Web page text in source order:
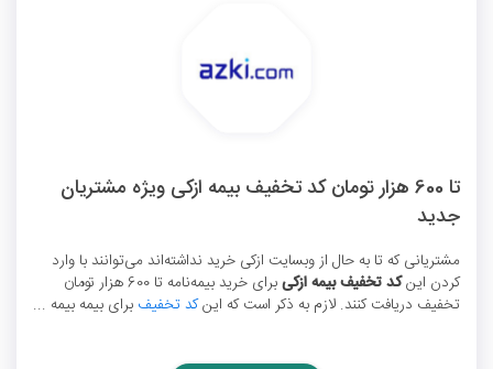
تا 600 هزار تومان کد تخفیف بیمه ازکی ویژه مشتریان
جدید
مشتریانی که تا به حال از وبسایت ازکی خرید نداشته‌اند می‌توانند با وارد
کردن اینکد تخفیف بیمه ازکی
برای خرید بیمه‌نامه تا 600 هزار تومان
تخفیف دریافت کنند. لازم به ذکر است که اینکد تخفیف برای بیمه بیمه ...